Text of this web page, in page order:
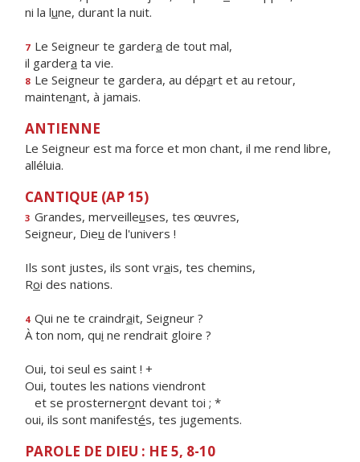
ni la lune, durant la nuit.
7 Le Seigneur te gardera de tout mal,
il gardera ta vie.
8 Le Seigneur te gardera, au départ et au retour,
maintenant, à jamais.
ANTIENNE
Le Seigneur est ma force et mon chant, il me rend libre,
alléluia.
CANTIQUE (AP 15)
3 Grandes, merveilleuses, tes œuvres,
Seigneur, Dieu de l'univers !
Ils sont justes, ils sont vrais, tes chemins,
Roi des nations.
4 Qui ne te craindrait, Seigneur ?
À ton nom, qui ne rendrait gloire ?
Oui, toi seul es saint ! +
Oui, toutes les nations viendront
et se prosterneront devant toi ; *
oui, ils sont manifestés, tes jugements.
PAROLE DE DIEU : HE 5, 8-10